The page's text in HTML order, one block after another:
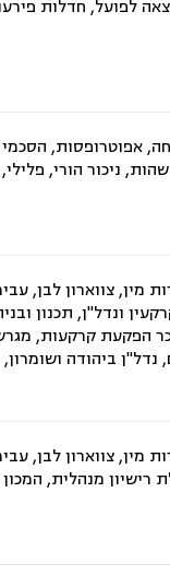
חדלות
הסכמי
ניכור הורי,
צווארון לבן,
ונדל"ן, תכנון
הפקעת קרקעות,
ביהודה ושומרון,
מין, צווארון לבן,
רישיון מנהלית,